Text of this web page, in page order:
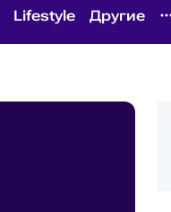
Lifestyle Другие